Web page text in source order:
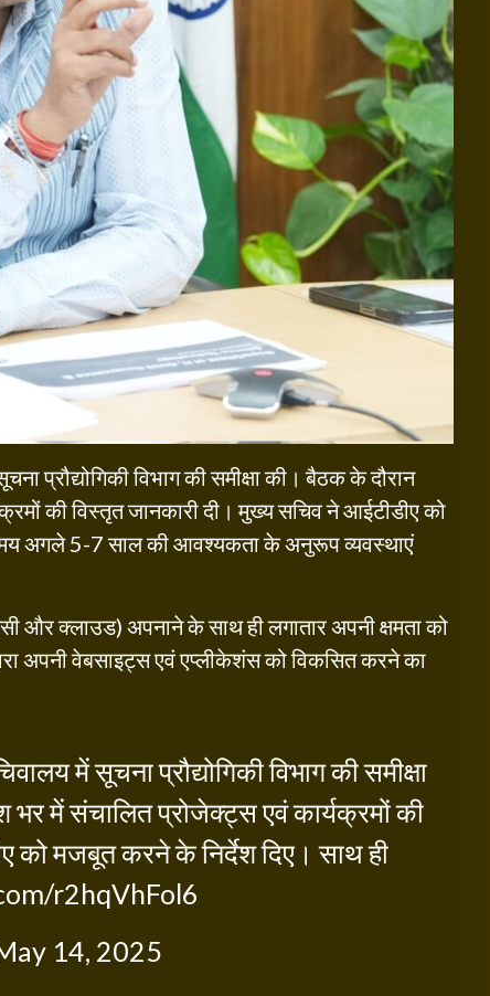
प्रौद्योगिकी विभाग की समीक्षा की। बैठक के दौरान
की विस्तृत जानकारी दी। मुख्य सचिव ने आईटीडीए को
अगले 5-7 साल की आवश्यकता के अनुरूप व्यवस्थाएं
और क्लाउड) अपनाने के साथ ही लगातार अपनी क्षमता को
अपनी वेबसाइट्स एवं एप्लीकेशंस को विकसित करने का
में सूचना प्रौद्योगिकी विभाग की समीक्षा
में संचालित प्रोजेक्ट्स एवं कार्यक्रमों की
को मजबूत करने के निर्देश दिए। साथ ही
r2hqVhFol6
14, 2025